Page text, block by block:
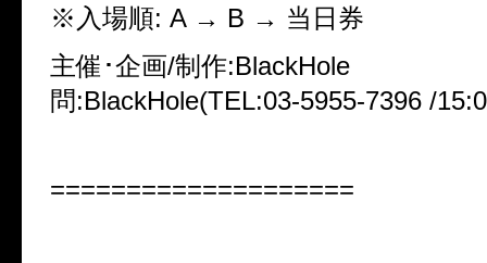
※入場順: A → B → 当日券
主催･企画/制作:BlackHole
問:BlackHole(TEL:03-5955-7396 /
====================